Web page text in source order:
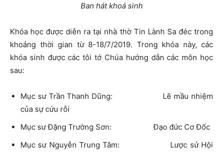
Ban hát khoá sinh
Khóa học được diễn ra tại nhà thờ Tin Lành Sa đéc trong
khoảng thời gian từ 8-18/7/2019. Trong khóa này, các
khóa sinh được các tôi tớ Chúa hướng dẫn các môn học
sau:
Mục sư Trần Thanh Dũng: Lẽ mầu nhiệm
của sự cứu rỗi
Mục sư Đặng Trường Sơn: Đạo đức Cơ Đốc
Mục sư Nguyễn Trung Tâm: Lược sử Hội